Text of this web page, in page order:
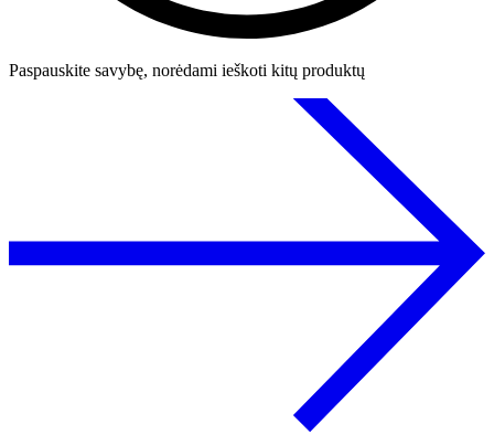
Paspauskite savybę, norėdami ieškoti kitų produktų